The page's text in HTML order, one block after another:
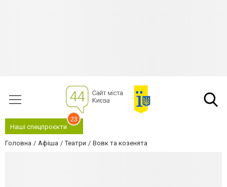
Наші спецпроєкти
23
Головна Афіша Театри Вовк та козенята